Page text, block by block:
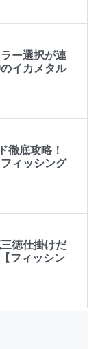
ー選択が連
イカメタル
徹底攻略！
フィッシング
徳仕掛けだ
フィッシン